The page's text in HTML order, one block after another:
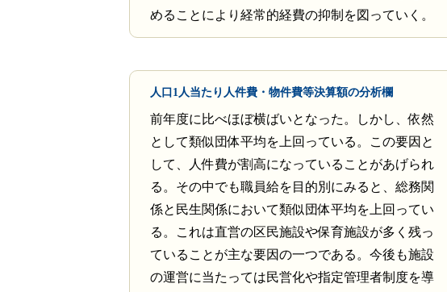
めることにより経常的経費の抑制を図っていく。
人口1人当たり人件費・物件費等決算額の分析欄
前年度に比べほぼ横ばいとなった。しかし、依然
として類似団体平均を上回っている。この要因と
して、人件費が割高になっていることがあげられ
る。その中でも職員給を目的別にみると、総務関
係と民生関係において類似団体平均を上回ってい
る。これは直営の区民施設や保育施設が多く残っ
ていることが主な要因の一つである。今後も施設
の運営に当たっては民営化や指定管理者制度を導